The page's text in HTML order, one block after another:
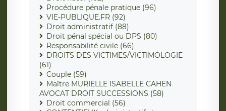
Procédure pénale pratique (96)
VIE-PUBLIQUE.FR (92)
Droit administratif (88)
Droit pénal spécial ou DPS (80)
Responsabilité civile (66)
DROITS DES VICTIMES/VICTIMOLOGIE
(61)
Couple (59)
Maître MURIELLE ISABELLE CAHEN
AVOCAT DROIT SUCCESSIONS (58)
Droit commercial (56)